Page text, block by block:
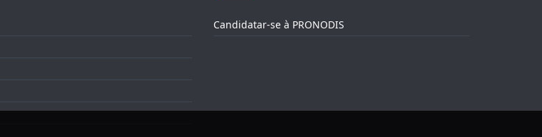
Candidatar-se à PRONODIS